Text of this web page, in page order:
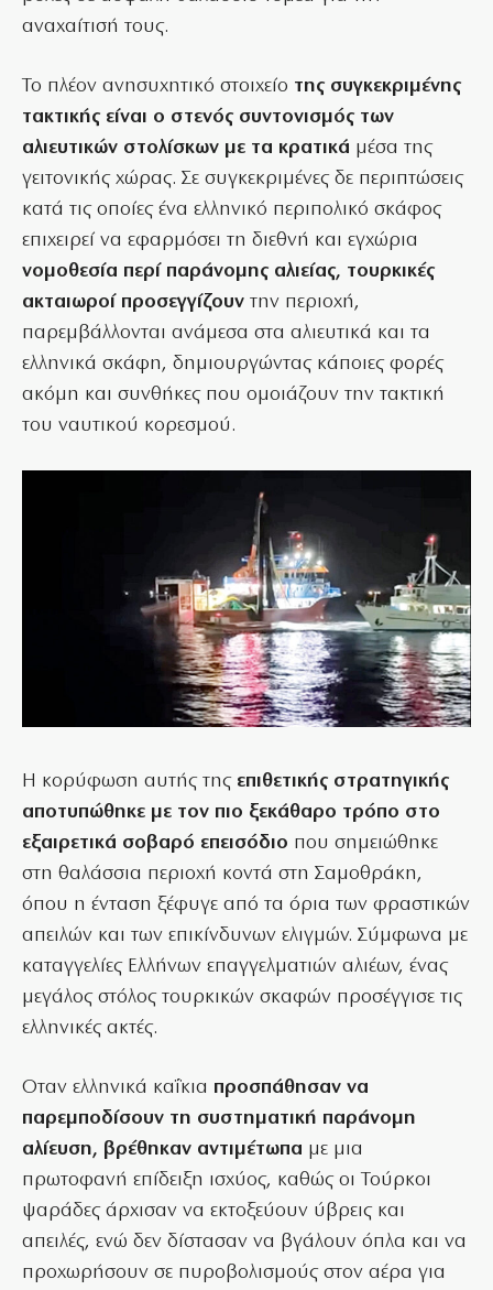
αναχαίτισή τους.
Το πλέον ανησυχητικό στοιχείο της συγκεκριμένης
τακτικής είναι ο στενός συντονισμός των
αλιευτικών στολίσκων με τα κρατικά μέσα της
γειτονικής χώρας. Σε συγκεκριμένες δε περιπτώσεις
κατά τις οποίες ένα ελληνικό περιπολικό σκάφος
επιχειρεί να εφαρμόσει τη διεθνή και εγχώρια
νομοθεσία περί παράνομης αλιείας, τουρκικές
ακταιωροί προσεγγίζουν την περιοχή,
παρεμβάλλονται ανάμεσα στα αλιευτικά και τα
ελληνικά σκάφη, δημιουργώντας κάποιες φορές
ακόμη και συνθήκες που ομοιάζουν την τακτική
του ναυτικού κορεσμού.
Η κορύφωση αυτής τηςεπιθετικής στρατηγικής
αποτυπώθηκε με τον πιο ξεκάθαρο τρόπο στο
εξαιρετικά σοβαρό επεισόδιο που σημειώθηκε
στη θαλάσσια περιοχή κοντά στη Σαμοθράκη,
όπου η ένταση ξέφυγε από τα όρια των φραστικών
απειλών και των επικίνδυνων ελιγμών. Σύμφωνα με
καταγγελίες Ελλήνων επαγγελματιών αλιέων, ένας
μεγάλος στόλος τουρκικών σκαφών προσέγγισε τις
ελληνικές ακτές.
Οταν ελληνικά καΐκια προσπάθησαν να
παρεμποδίσουν τη συστηματική παράνομη
αλίευση, βρέθηκαν αντιμέτωπα με μια
πρωτοφανή επίδειξη ισχύος, καθώς οι Τούρκοι
ψαράδες άρχισαν να εκτοξεύουν ύβρεις και
απειλές, ενώ δεν δίστασαν να βγάλουν όπλα και να
προχωρήσουν σε πυροβολισμούς στον αέρα για